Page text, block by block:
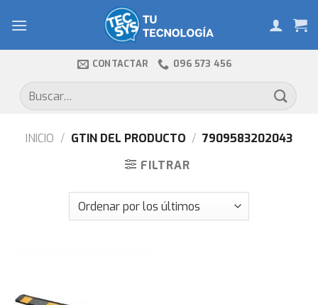
CONTACTAR 096 573 456
Buscar
por:
INICIO / GTIN DEL PRODUCTO / 7909583202043
FILTRAR